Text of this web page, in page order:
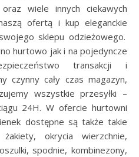
wiele innych ciekawych
ofertą i kup eleganckie
sklepu odzieżowego.
hurtowo jak i na pojedyncze
transakcji i
czynny cały czas magazyn,
wszystkie przesyłki –
24H. W ofercie hurtowni
dostępne są także takie
okrycia wierzchnie,
spodnie, kombinezony,